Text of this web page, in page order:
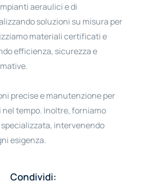
aeraulici e di
soluzioni su misura per
materiali certificati e
efficienza, sicurezza e
precise e manutenzione per
tempo. Inoltre, forniamo
intervenendo
esigenza.
Condividi: